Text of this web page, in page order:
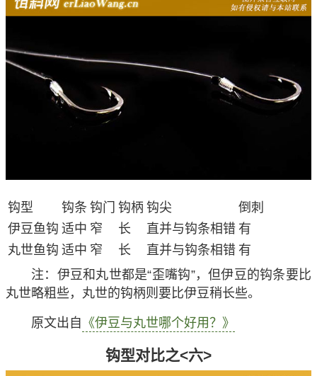
钩型 钩条 钩门 钩柄 钩尖
倒刺
伊豆鱼钩 适中 窄 长 直并与钩条相错 有
丸世鱼钩 适中 窄 长 直并与钩条相错 有
注 ：伊豆和丸世都是“歪嘴钩”，但伊豆的钩条要比
丸世略粗些，丸世的钩柄则要比伊豆稍长些。
原文出自 《伊豆与丸世哪个好用？》
钩型对比之<六>